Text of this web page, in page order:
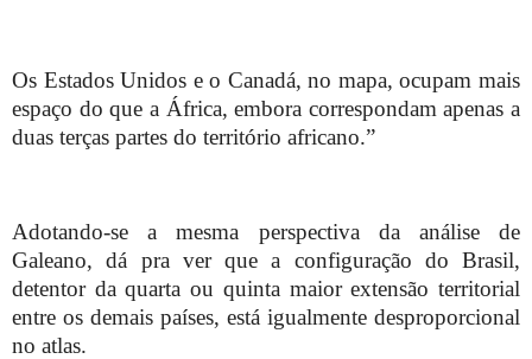
Os Estados Unidos e o Canadá, no mapa, ocupam mais
espaço do que a África, embora correspondam apenas a
duas terças partes do território africano.”
Adotando-se a mesma perspectiva da análise de
Galeano, dá pra ver que a configuração do Brasil,
detentor da quarta ou quinta maior extensão territorial
entre os demais países, está igualmente desproporcional
no atlas.